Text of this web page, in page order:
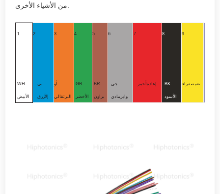
1
WH-
الأبيض
2
بي
إلأزرق
3
أو
البرتقالي
4
GR-
الأخضر
5
BR-
براون
6
جي
وايرمادي
7
إعادةأحمر
8
BK-
الأسود
9
نعمصفراء